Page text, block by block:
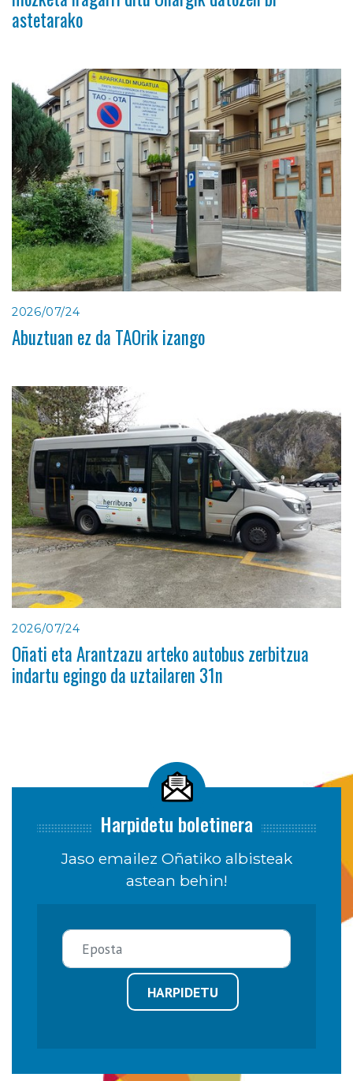
astetarako
2026/07/24
Abuztuan ez da TAOrik izango
2026/07/24
Oñati eta Arantzazu arteko autobus zerbitzua
indartu egingo da uztailaren 31n
Harpidetu boletinera
Jaso emailez Oñatiko albisteak
astean behin!
HARPIDETU